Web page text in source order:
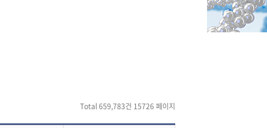
Total 659,783건 15726 페이지